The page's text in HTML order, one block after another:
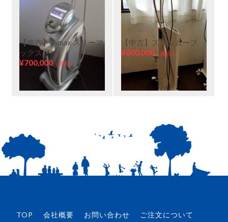
【中古】3-max スリーマ
ックス
¥700,000 （税別）
【中古】スリムムーブ
¥600,000（税別）
TOP 会社概要 お問い合わせ ご注文について